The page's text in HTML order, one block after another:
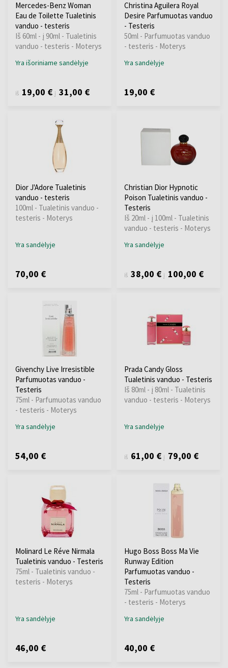
Mercedes-Benz Woman
Eau de Toilette Tualetinis
vanduo - testeris
Iš 60ml - į 90ml - Tualetinis
vanduo - testeris - Moterys
Yra išoriniame sandėlyje
iš 19,00 € į 31,00 €
Christina Aguilera Royal
Desire Parfumuotas vanduo
- Testeris
50ml - Parfumuotas vanduo
- testeris - Moterys
Yra sandėlyje
19,00 €
Dior J'Adore Tualetinis
vanduo - testeris
100ml - Tualetinis vanduo -
testeris - Moterys
Yra sandėlyje
70,00 €
Christian Dior Hypnotic
Poison Tualetinis vanduo -
Testeris
Iš 20ml - į 100ml - Tualetinis
vanduo - testeris - Moterys
Yra sandėlyje
iš 38,00 € į 100,00 €
Givenchy Live Irresistible
Parfumuotas vanduo -
Testeris
75ml - Parfumuotas vanduo
- testeris - Moterys
Yra sandėlyje
54,00 €
Prada Candy Gloss
Tualetinis vanduo - Testeris
Iš 80ml - į 80ml - Tualetinis
vanduo - testeris - Moterys
Yra sandėlyje
iš 61,00 € į 79,00 €
Molinard Le Réve Nirmala
Tualetinis vanduo - Testeris
75ml - Tualetinis vanduo -
testeris - Moterys
Yra sandėlyje
46,00 €
Hugo Boss Boss Ma Vie
Runway Edition
Parfumuotas vanduo -
Testeris
75ml - Parfumuotas vanduo
- testeris - Moterys
Yra sandėlyje
40,00 €